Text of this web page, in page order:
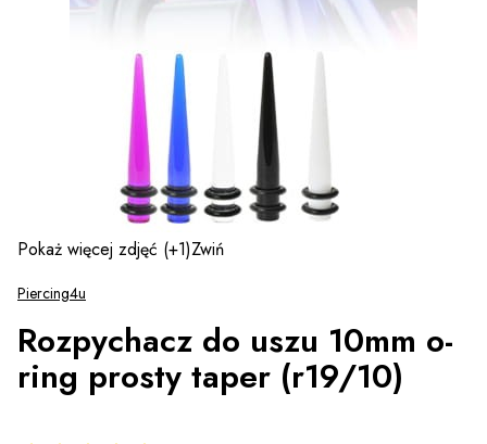
Pokaż więcej zdjęć (+1)Zwiń
Piercing4u
Rozpychacz do uszu 10mm o-
ring prosty taper (r19/10)